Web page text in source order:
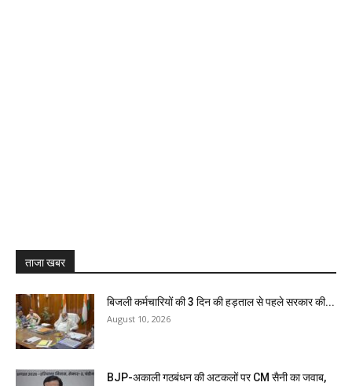
ताजा खबर
बिजली कर्मचारियों की 3 दिन की हड़ताल से पहले सरकार की...
August 10, 2026
BJP-अकाली गठबंधन की अटकलों पर CM सैनी का जवाब,